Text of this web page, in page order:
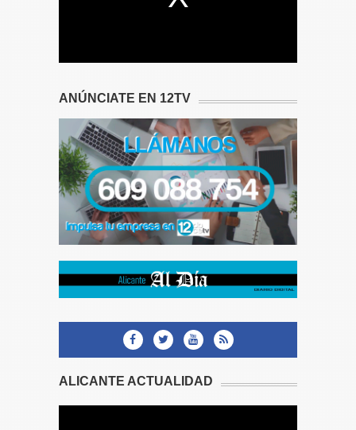
ANÚNCIATE EN 12TV
ALICANTE ACTUALIDAD